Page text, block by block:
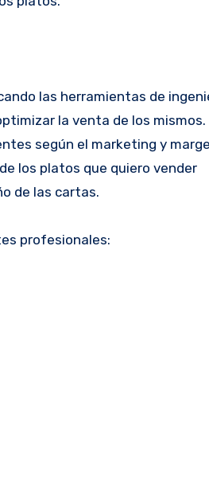
las herramientas de
la venta de los mismos.
según el marketing y
los platos que quiero vender
de las cartas.
profesionales: